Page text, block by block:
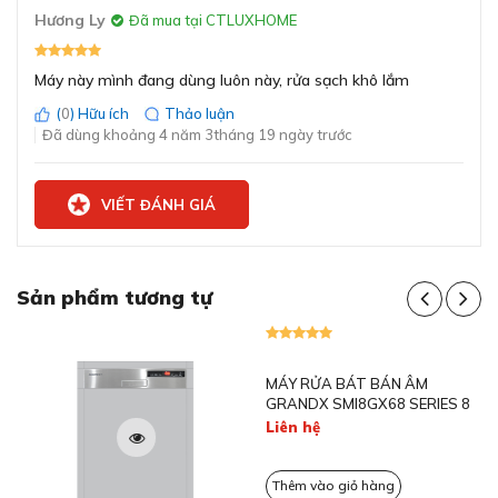
tính năng đặc biệt trong một nút nhấn
SMU6ZCS00E từ xa thông qua Home
Thời đại 4.0 hiện nay việc giám sát và điều khiển các
thiết bị điện tử từ xa không còn là điều gì xa lạ với người
tiêu dùng nữa. Với Home Connect người dùng chỉ cần
Khoá trẻ em Có
Kỹ thuật bảo vệ kính Có
Bảo vệ chống sét lan
Đèn báo muối
Có
Hệ thống an toàn tự
Có
Có
Hương Ly Đã mua tại CTLUXHOME
Máy này mình đang dùng luôn này, rửa sạch khô lắm
(0) Hữu ích
Thảo luận
Đã dùng khoảng 4 năm 3tháng 19 ngày trước
VIẾT ĐÁNH GIÁ
Sản phẩm tương tự